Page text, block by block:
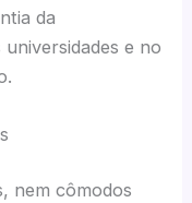
da
e no
nem cômodos